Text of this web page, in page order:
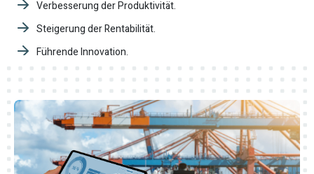
Verbesserung der Produktivität.
Steigerung der Rentabilität.
Führende Innovation.